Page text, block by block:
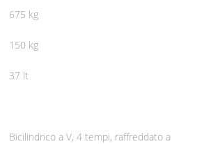
675 kg
150 kg
37 lt
Bicilindrico a V, 4 tempi, raffreddato a